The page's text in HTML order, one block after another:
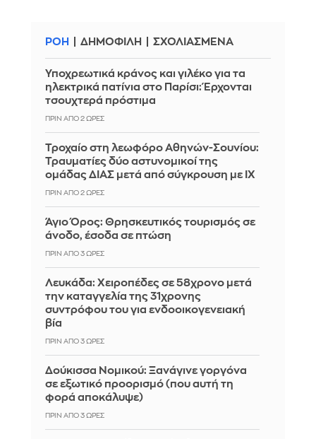
ΡΟΗ ΔΗΜΟΦΙΛΗ ΣΧΟΛΙΑΣΜΕΝΑ
Υποχρεωτικά κράνος και γιλέκο για τα
ηλεκτρικά πατίνια στο Παρίσι: Έρχονται
τσουχτερά πρόστιμα
ΠΡΙΝ ΑΠΌ 2 ΏΡΕΣ
Τροχαίο στη λεωφόρο Αθηνών-Σουνίου:
Τραυματίες δύο αστυνομικοί της
ομάδας ΔΙΑΣ μετά από σύγκρουση με ΙΧ
ΠΡΙΝ ΑΠΌ 2 ΏΡΕΣ
Άγιο Όρος: Θρησκευτικός τουρισμός σε
άνοδο, έσοδα σε πτώση
ΠΡΙΝ ΑΠΌ 3 ΏΡΕΣ
Λευκάδα: Χειροπέδες σε 58χρονο μετά
την καταγγελία της 31χρονης
συντρόφου του για ενδοοικογενειακή
βία
ΠΡΙΝ ΑΠΌ 3 ΏΡΕΣ
Δούκισσα Νομικού: Ξανάγινε γοργόνα
σε εξωτικό προορισμό (που αυτή τη
φορά αποκάλυψε)
ΠΡΙΝ ΑΠΌ 3 ΏΡΕΣ